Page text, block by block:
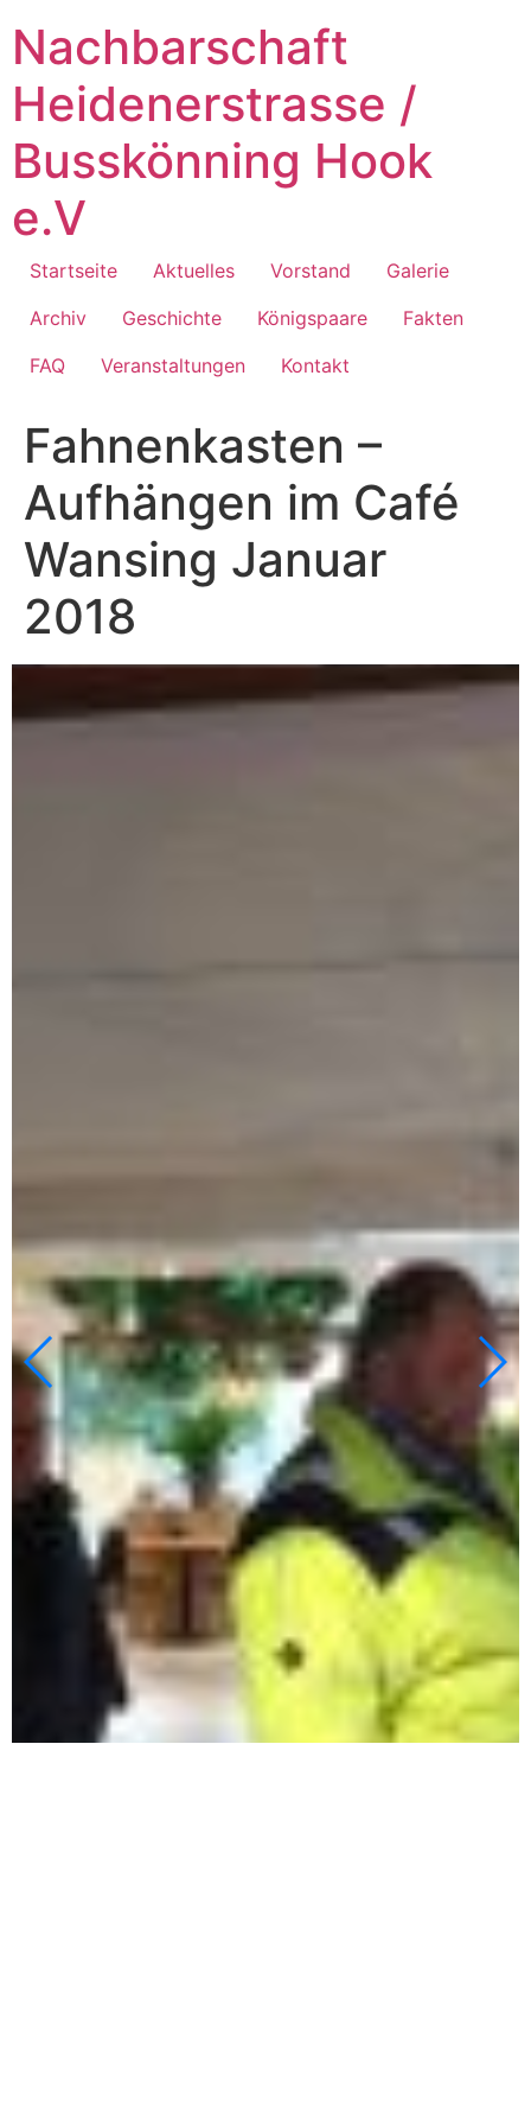
Inhalt
springen
Nachbarschaft
Heidenerstrasse /
Busskönning Hook
e.V
Startseite Aktuelles Vorstand
Galerie
Archiv
Geschichte Königspaare
Fakten
FAQ
Veranstaltungen Kontakt
Fahnenkasten –
Aufhängen im Café
Wansing Januar
2018